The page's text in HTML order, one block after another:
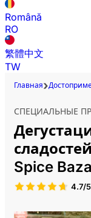
Română
RO
繁體中文
TW
Главная
СПЕЦИАЛЬНЫЕ
Spice
4.7/5